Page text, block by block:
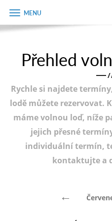
Úvodní strana
Plán plavby
Tipy na výlet
Fotogalerie
Zobrazit
menu
Přehled
/ /
Rychle si najdete
lodě můžete rezervovat.
máme volnou loď, níže
jejich přesné
individuální termín,
kontaktujte a
←
Objednávka
dárkového
Jméno
Telefon
E-mail